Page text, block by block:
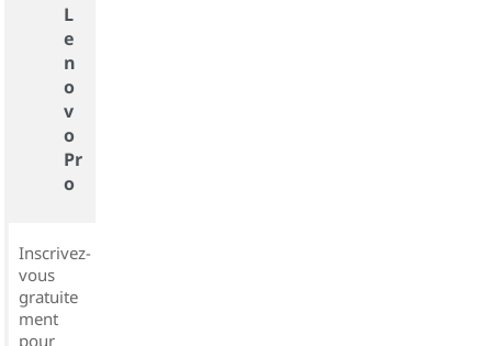
L
e
n
o
v
o
Pr
o
Inscrivez-
vous
gratuite
ment
pour